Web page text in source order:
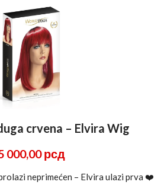
crvena – Elvira Wig
000,00рсд
neprimećen – Elvira ulazi prva ❤️